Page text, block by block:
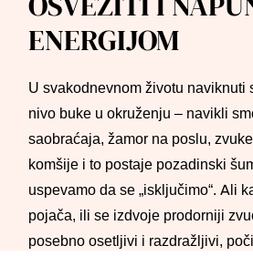
ENERGIJOM
U svakodnevnom životu naviknuti
nivo buke u okruženju – navikli
saobraćaja, žamor na poslu,
komšije i to postaje pozadinski
uspevamo da se „isključimo“. Ali
pojača, ili se izdvoje prodorniji
posebno osetljivi i razdražljivi,